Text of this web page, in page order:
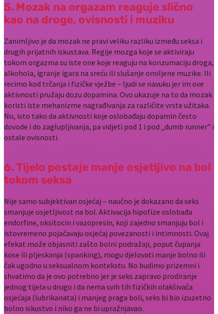
5. Mozak na orgazam reaguje slično
kao na droge, ovisnosti i muziku
Zanimljivo je da mozak ne pravi veliku razliku između seksa i
drugih prijatnih iskustava. Regije mozga koje se aktiviraju
tokom orgazma su iste one koje reaguju na konzumaciju droga,
alkohola, igranje igara na sreću ili slušanje omiljene muzike. Ili
recimo kod trčanja i fizičke vježbe – ljudi se navuku jer im ove
aktivnosti pružaju dozu dopamina. Ovo ukazuje na to da mozak
koristi iste mehanizme nagrađivanja za različite vrste užitaka.
No, isto tako da aktivnosti koje oslobađaju dopamin često
dovode i do zaglupljivanja, pa vidjeti pod 1 i pod „dumb runner” i
ostale ovisnosti.
6. Tijelo postaje manje osjetljivo na bol
tokom seksa
Nije samo subjektivan osjećaj – naučno je dokazano da seks
smanjuje osjetljivost na bol. Aktivacija hipofize oslobađa
endorfine, oksitocin i vazopresin, koji zajedno smanjuju bol i
istovremeno pojačavaju osjećaj povezanosti i intimnosti. Ovaj
efekat može objasniti zašto bolni podražaji, poput čupanja
kose ili pljeskanja (spanking), mogu djelovati manje bolno ili
čak ugodno u seksualnom kontekstu. No budimo prizemni i
shvatimo da je ovo potrebno jer je seks zapravo prodiranje
jednog tijela u drugo i da nema svih tih fizičkih olakšivača
osjećaja (lubrikanata) i manjeg praga boli, seks bi bio izuzetno
bolno iskustvo i niko ga ne bi upražnjavao.